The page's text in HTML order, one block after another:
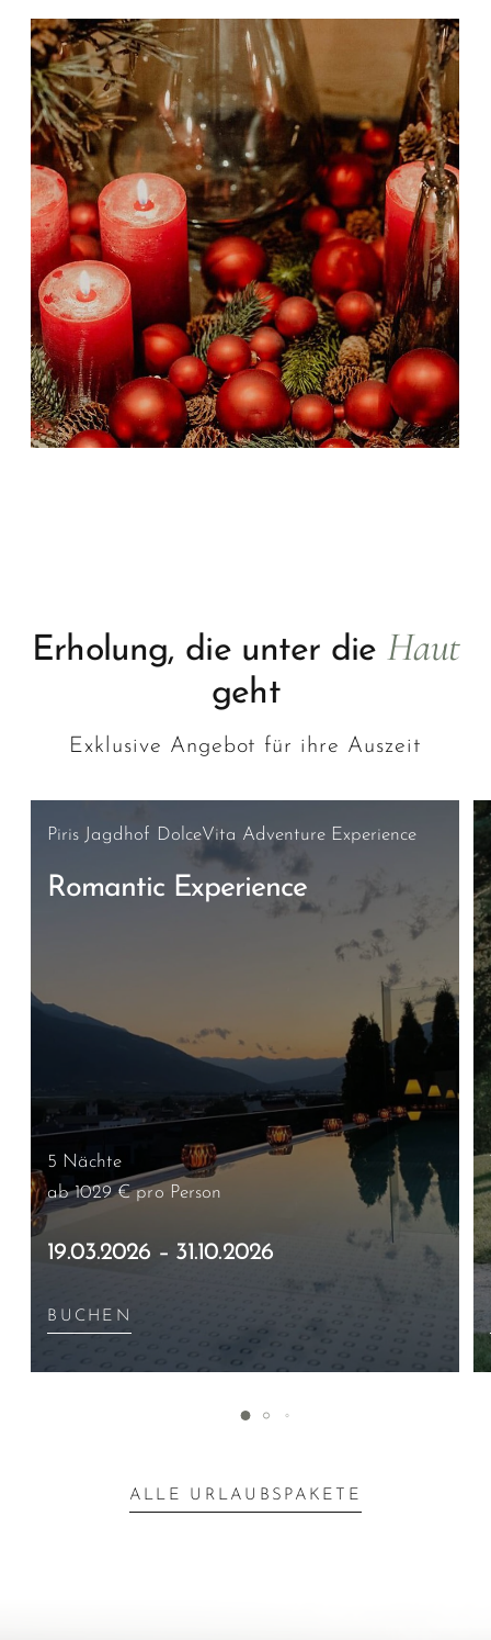
Erholung, die unter die Haut
geht
Exklusive Angebot für ihre Auszeit
Piris Jagdhof DolceVita Adventure Experience
Romantic Experience
5 Nächte
ab 1029 €pro Person
19.03.2026 – 31.10.2026
BUCHEN
ALLE URLAUBSPAKETE